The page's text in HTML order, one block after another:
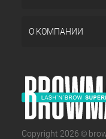
О КОМПАНИИ
Copyright 2026 ©